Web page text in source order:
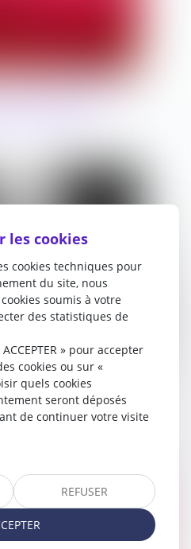
pénale
les règles
: bientôt un
?
les cookies
cookies techniques pour
du site, nous
soumis à votre
des statistiques de
» pour accepter
cookies ou sur «
quels cookies
seront déposés
de continuer votre visite
REFUSER